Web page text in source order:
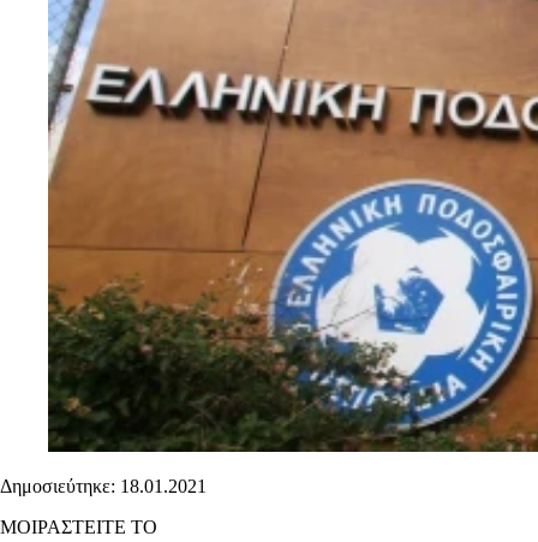
Δημοσιεύτηκε: 18.01.2021
ΜΟΙΡΑΣΤΕΙΤΕ ΤΟ